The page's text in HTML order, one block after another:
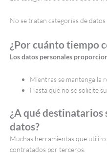
No se tratan categorías de datos
¿Por cuánto tiempo
Los datos personales
Mientras se mantenga la
Hasta que no se solicite
¿A qué destinatarios
datos?
Muchas herramientas que
contratados por terceros.